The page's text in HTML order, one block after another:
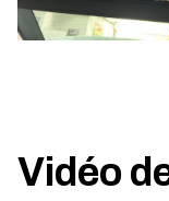
Vidéo